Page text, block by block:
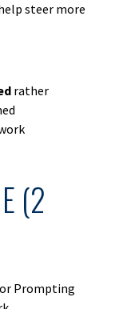
steer more
rather
(2
Prompting